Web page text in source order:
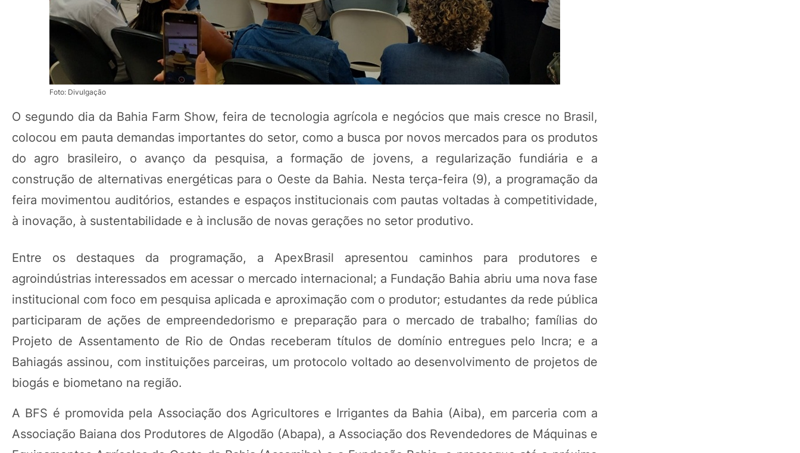
Foto: Divulgação
O segundo dia da Bahia Farm Show, feira de tecnologia agrícola e negócios que mais cresce no Brasil,
colocou em pauta demandas importantes do setor, como a busca por novos mercados para os produtos
do agro brasileiro, o avanço da pesquisa, a formação de jovens, a regularização fundiária e a
construção de alternativas energéticas para o Oeste da Bahia. Nesta terça-feira (9), a programação da
feira movimentou auditórios, estandes e espaços institucionais com pautas voltadas à competitividade,
à inovação, à sustentabilidade e à inclusão de novas gerações no setor produtivo.
Entre os destaques da programação, a ApexBrasil apresentou caminhos para produtores e
agroindústrias interessados em acessar o mercado internacional; a Fundação Bahia abriu uma nova fase
institucional com foco em pesquisa aplicada e aproximação com o produtor; estudantes da rede pública
participaram de ações de empreendedorismo e preparação para o mercado de trabalho; famílias do
Projeto de Assentamento de Rio de Ondas receberam títulos de domínio entregues pelo Incra; e a
Bahiagás assinou, com instituições parceiras, um protocolo voltado ao desenvolvimento de projetos de
biogás e biometano na região.
A BFS é promovida pela Associação dos Agricultores e Irrigantes da Bahia (Aiba), em parceria com a
Associação Baiana dos Produtores de Algodão (Abapa), a Associação dos Revendedores de Máquinas e